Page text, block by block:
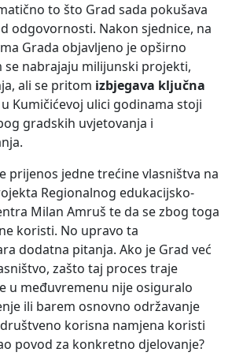
to što Grad sada pokušava
odgovornosti. Nakon sjednice, na
Grada objavljeno je opširno
se nabrajaju milijunski projekti,
ali se pritom izbjegava ključna
Kumičićevoj ulici godinama stoji
gradskih uvjetovanja i
prijenos jedne trećine vlasništva na
Regionalnog edukacijsko-
Milan Amruš te da se zbog toga
koristi. No upravo ta
dodatna pitanja. Ako je Grad već
zašto taj proces traje
u međuvremenu nije osiguralo
ili barem osnovno održavanje
korisna namjena koristi
povod za konkretno djelovanje?